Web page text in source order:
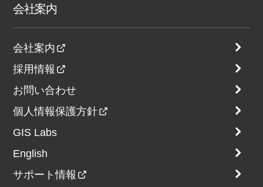
会社案内
会社案内
採用情報
お問い合わせ
個人情報保護方針
GIS Labs
English
サポート情報